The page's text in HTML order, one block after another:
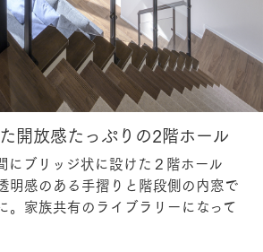
開放感たっぷりの2階ホール
にブリッジ状に設けた２階ホール
明感のある手摺りと階段側の内窓で
。家族共有のライブラリーになって